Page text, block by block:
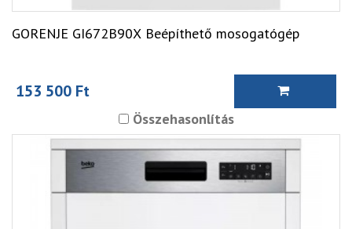
GORENJE GI672B90X Beépíthető mosogatógép
153 500 Ft
Összehasonlítás